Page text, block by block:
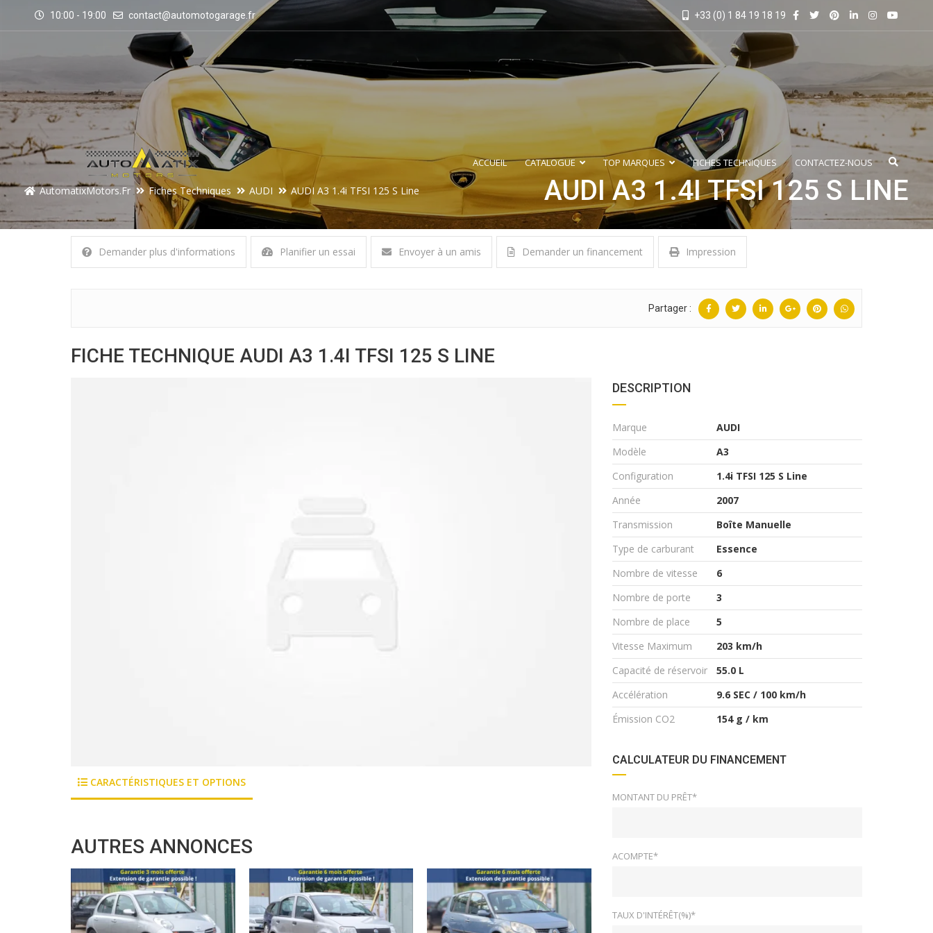
10:00 - 19:00 contact@automotogarage.fr +33 (0) 1 84 19 18 19
ACCUEIL CATALOGUE TOP MARQUES FICHES TECHNIQUES CONTACTEZ-NOUS
AUDI A3 1.4I TFSI 125 S LINE
AutomatixMotors.fr Fiches Techniques AUDI AUDI A3 1.4i TFSI 125 S Line
Demander plus d'informations Planifier un essai Envoyer à un amis Demander un financement Impression
Partager :
FICHE TECHNIQUE AUDI A3 1.4I TFSI 125 S LINE
CARACTÉRISTIQUES ET OPTIONS
AUTRES ANNONCES
DESCRIPTION
Marque
AUDI
Modèle
A3
Configuration
1.4i TFSI 125 S Line
Année
2007
Transmission
Boîte Manuelle
Type de carburant
Essence
Nombre de vitesse
6
Nombre de porte
3
Nombre de place
5
Vitesse Maximum
203 km/h
Capacité de réservoir
55.0 L
Accélération
9.6 SEC / 100 km/h
Émission CO2
154 g / km
CALCULATEUR DU FINANCEMENT
MONTANT DU PRÊT*
ACOMPTE*
TAUX D'INTÉRÊT(%)*